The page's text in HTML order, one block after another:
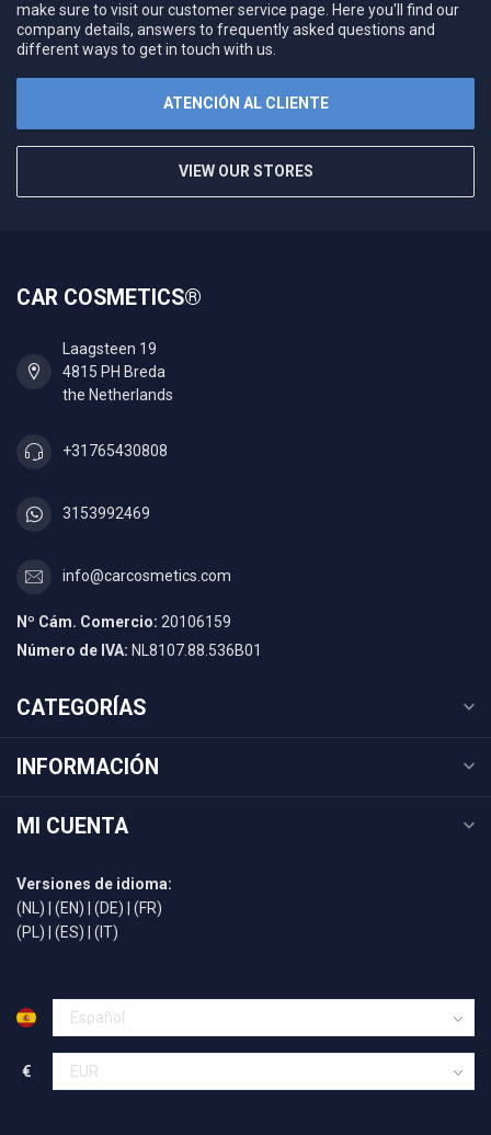
make sure to visit our customer service page. Here you'll find our
company details, answers to frequently asked questions and
different ways to get in touch with us.
ATENCIÓN AL CLIENTE
VIEW OUR STORES
CAR COSMETICS®
Laagsteen 19
4815 PH Breda
the Netherlands
+31765430808
3153992469
info@carcosmetics.com
Nº Cám. Comercio: 20106159
Número de IVA: NL8107.88.536B01
CATEGORÍAS
INFORMACIÓN
MI CUENTA
Versiones de idioma:
(NL)
(EN) (DE)
(FR)
(PL)
(ES) (IT)
€